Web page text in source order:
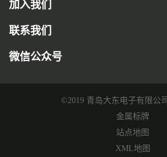
加入我们
联系我们
微信公众号
©2019 青岛大东电子有限公
金属标牌
站点地图
XML地图